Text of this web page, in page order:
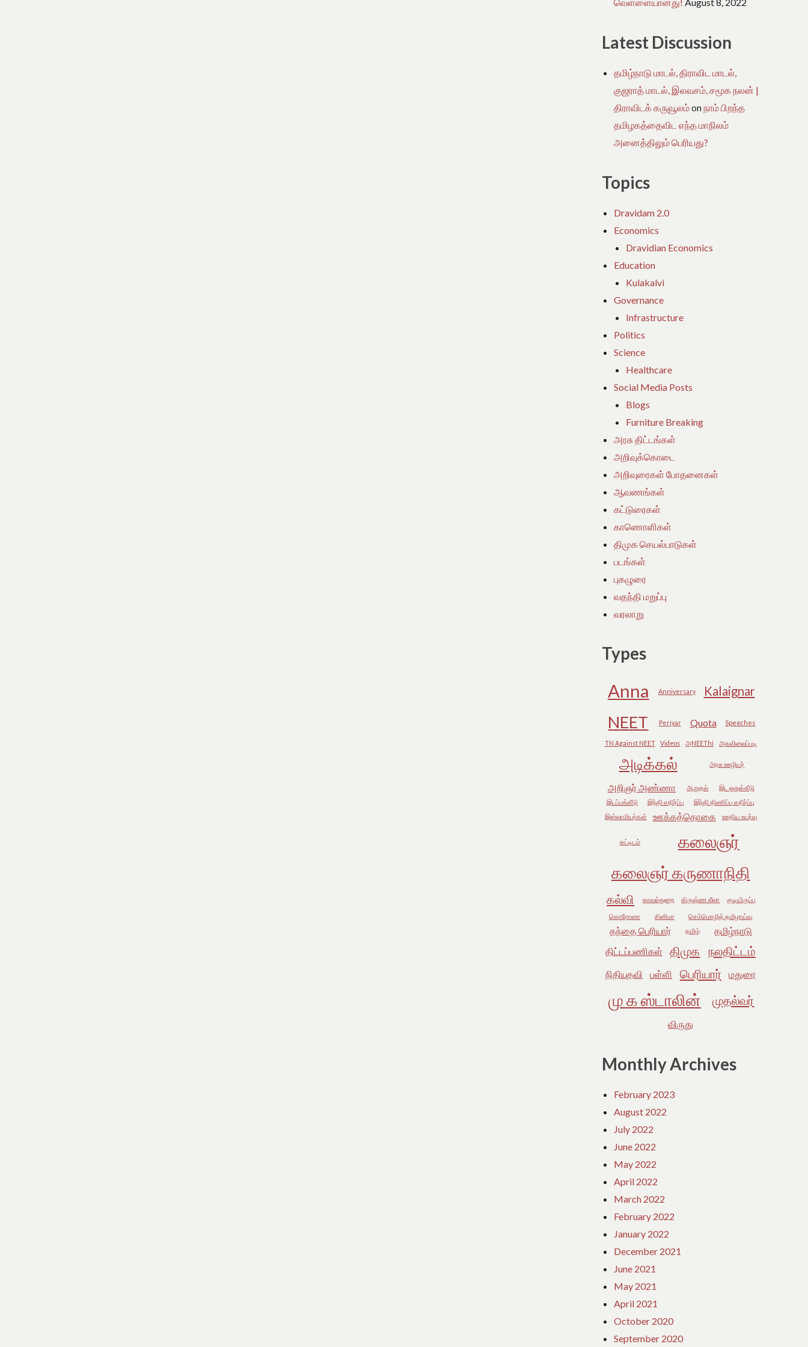
வெள்ளையானது! August 8, 2022
Latest Discussion
தமிழ்நாடு மாடல், திராவிட மாடல்,
குஜராத் மாடல், இலவசம், சமூக நலன் |
திராவிடக் கருவூலம்onநாம் பிறந்த
தமிழகத்தைவிட எந்த மாநிலம்
அனைத்திலும் பெரியது?
Topics
Dravidam 2.0
Economics
Dravidian Economics
Education
Kulakalvi
Governance
Infrastructure
Politics
Science
Healthcare
Social Media Posts
Blogs
Furniture Breaking
அரசு திட்டங்கள்
அறிவுக்கொடை
அறிவுரைகள் போதனைகள்
ஆவணங்கள்
கட்டுரைகள்
காணொளிகள்
திமுக செயல்பாடுகள்
படங்கள்
புகழுரை
வதந்தி மறுப்பு
வரலாறு
Types
Anna Anniversary Kalaignar
NEET Periyar Quota Speeches
TN Against NEET Videos அNEEThi அகவிலைப்படி
அடிக்கல் அரசு ஊழியர்
அறிஞர் அண்ணா ஆறுதல்
இட ஒதுக்கீடு
இடப்பங்கீடு
இந்தி எதிர்ப்பு
இந்தி திணிப்பு எதிர்ப்பு
இஸ்லாமியர்கள்
ஊக்கத்தொகை ஊதிய உயர்வு
கட்டிடம் கலைஞர்
கலைஞர் கருணாநிதி
கல்வி காவல்துறை கிருஷ்ண லீலா குடியிருப்பு
கொரோனா சினிமா செம்மொழித் தமிழாய்வு
தந்தை பெரியார் தமிழ்
தமிழ்நாடு
திட்டப்பணிகள்
திமுக நலதிட்டம்
நிதியுதவி பள்ளி பெரியார் மதுரை
மு க ஸ்டாலின் முதல்வர்
விருது
Monthly Archives
February 2023
August 2022
July 2022
June 2022
May 2022
April 2022
March 2022
February 2022
January 2022
December 2021
June 2021
May 2021
April 2021
October 2020
September 2020